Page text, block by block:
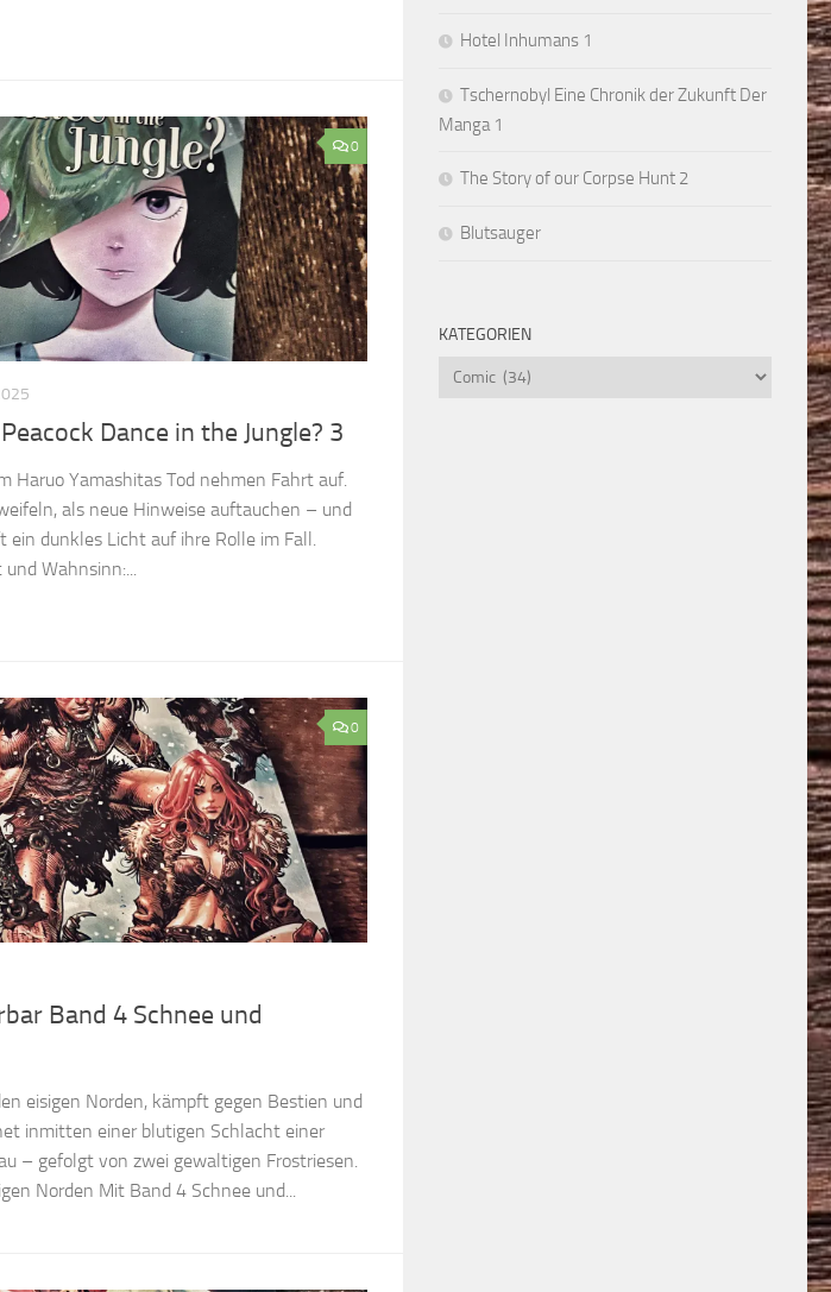
0
Dance in the Jungle? 3
Haruo Yamashitas Tod nehmen Fahrt auf.
als neue Hinweise auftauchen – und
ein dunkles Licht auf ihre Rolle im Fall.
Wahnsinn:...
0
Band 4 Schnee und
eisigen Norden, kämpft gegen Bestien und
inmitten einer blutigen Schlacht einer
– gefolgt von zwei gewaltigen Frostriesen.
Norden Mit Band 4 Schnee und...
Hotel Inhumans 1
Tschernobyl Eine Chronik der Zukunft Der
Manga 1
The Story of our Corpse Hunt 2
Blutsauger
KATEGORIEN
Kategorien